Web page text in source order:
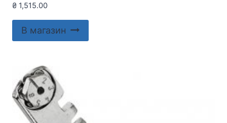
₴ 1,515.00
В магазин